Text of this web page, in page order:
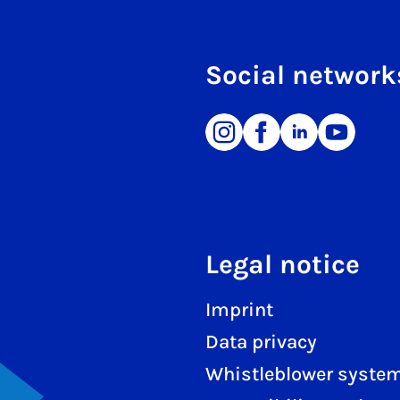
Social
Legal notice
Imprint
Data privacy
Whistleblower